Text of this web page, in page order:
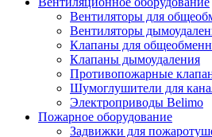
Вентиляторы для
Вентиляторы
Клапаны для
Клапаны дымоудаления
Противопожарные
Шумоглушители для
Электроприводы Belimo
Пожарное оборудование
Задвижки для